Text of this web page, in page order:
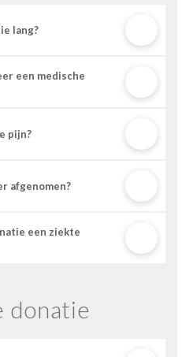
lang?
een medische
pijn?
afgenomen?
een ziekte
donatie